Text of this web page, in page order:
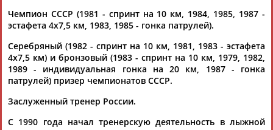
БУЛАТОВА
Чемпион СССР (1981 - спринт на 10 км, 1984, 1985, 1987 -
эстафета 4х7,5 км, 1983, 1985 - гонка патрулей).
Серебряный (1982 - спринт на 10 км, 1981, 1983 - эстафета
4х7,5 км) и бронзовый (1983 - спринт на 10 км, 1979, 1982,
1989 - индивидуальная гонка на 20 км, 1987 - гонка
патрулей) призер чемпионатов СССР.
Заслуженный тренер России.
С 1990 года начал тренерскую деятельность в лыжной